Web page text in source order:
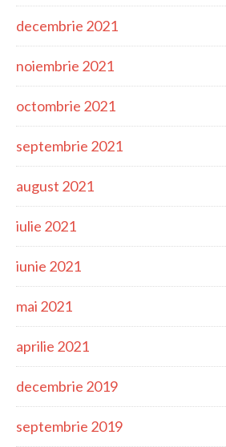
decembrie 2021
noiembrie 2021
octombrie 2021
septembrie 2021
august 2021
iulie 2021
iunie 2021
mai 2021
aprilie 2021
decembrie 2019
septembrie 2019